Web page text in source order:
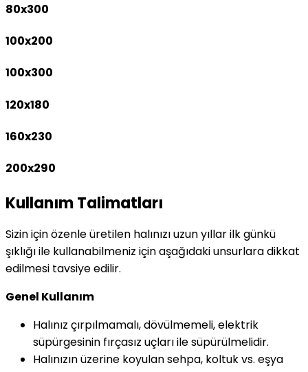
80x300
100x200
100x300
120x180
160x230
200x290
Kullanım Talimatları
Sizin için özenle üretilen halınızı uzun yıllar ilk günkü
şıklığı ile kullanabilmeniz için aşağıdaki unsurlara dikkat
edilmesi tavsiye edilir.
Genel Kullanım
Halınız çırpılmamalı, dövülmemeli, elektrik
süpürgesinin fırçasız uçları ile süpürülmelidir.
Halınızın üzerine koyulan sehpa, koltuk vs. eşya